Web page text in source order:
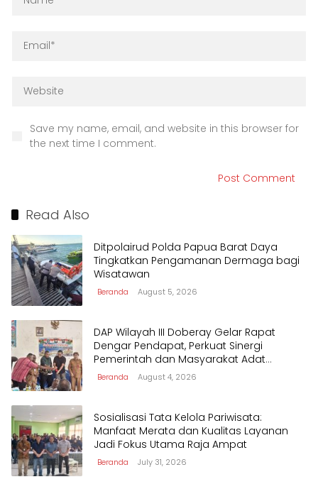
Save my name, email, and website in this browser for
the next time I comment.
Read Also
Ditpolairud Polda Papua Barat Daya
Tingkatkan Pengamanan Dermaga bagi
Wisatawan
Beranda August 5, 2026
DAP Wilayah III Doberay Gelar Rapat
Dengar Pendapat, Perkuat Sinergi
Pemerintah dan Masyarakat Adat
Mengawal Pembangunan Papua Barat
Beranda August 4, 2026
Sosialisasi Tata Kelola Pariwisata:
Manfaat Merata dan Kualitas Layanan
Jadi Fokus Utama Raja Ampat
Beranda July 31, 2026